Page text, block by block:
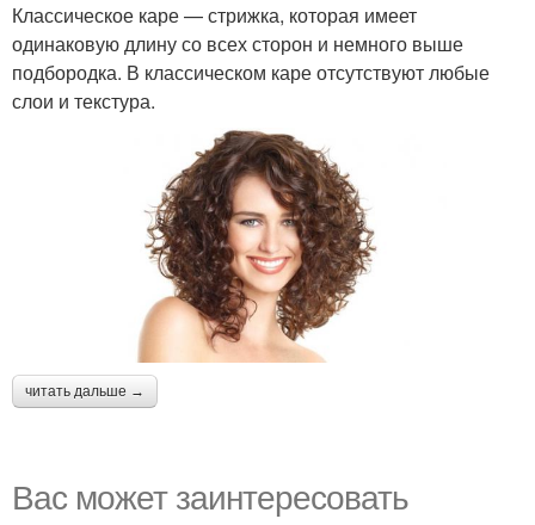
Классическое каре — стрижка, которая имеет
одинаковую длину со всех сторон и немного выше
подбородка. В классическом каре отсутствуют любые
слои и текстура.
читать дальше →
Вас может заинтересовать